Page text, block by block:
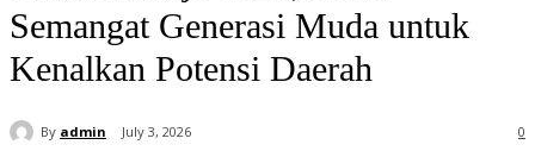
Semangat Generasi Muda untuk
Kenalkan Potensi Daerah
By admin July 3, 2026 0